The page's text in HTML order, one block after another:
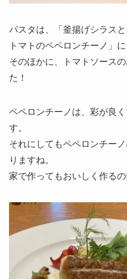
パスタは、「釜揚げシラス
トマトのペペロンチーノ」に
そのほかに、トマトソース
た！
ペペロンチーノは、彩が良
す。
それにしてもペペロンチー
りますね。
家で作ってもおいしく作るの